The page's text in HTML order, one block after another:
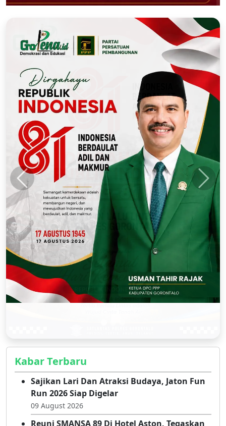
Kabar Terbaru
Sajikan Lari Dan Atraksi Budaya, Jaton Fun
Run 2026 Siap Digelar
09 August 2026
Reuni SMANSA 89 Di Hotel Aston, Tegaskan